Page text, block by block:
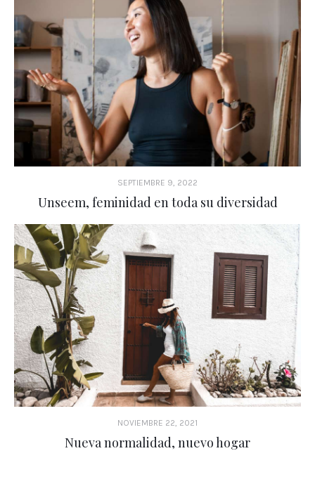
SEPTIEMBRE 9, 2022
Unseem, feminidad en toda su diversidad
NOVIEMBRE 22, 2021
Nueva normalidad, nuevo hogar